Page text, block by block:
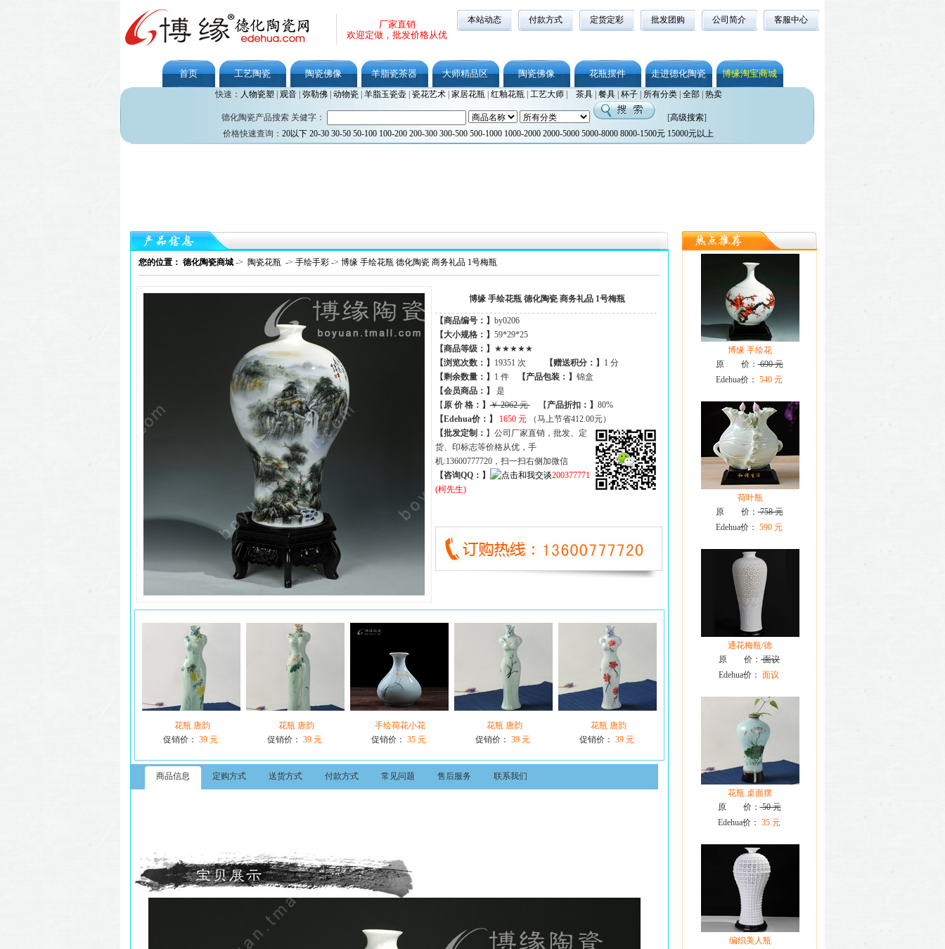
厂家直销
欢迎定做，批发价格从优
本站动态 付款方式 定货定彩 批发团购 公司简介 客服中心
首页 工艺陶瓷 陶瓷佛像 羊脂瓷茶器 大师精品区 陶瓷佛像 花瓶摆件 走进德化陶瓷 博缘淘宝商城
快速： 人物瓷塑 观音| 弥勒佛| 动物瓷| 羊脂玉瓷壶| 瓷花艺术| 家居花瓶| 红釉花瓶| 工艺大师| 茶具| 餐具| 杯子| 所有分类| 全部| 热卖
德化陶瓷产品搜索 关健字： [高级搜索]
价格快速查询： 20以下 20-30 30-50 50-100 100-200 200-300 300-500 500-1000 1000-2000 2000-5000 5000-8000 8000-1500元 15000元以上
您的位置： 德化陶瓷商城 -> 陶瓷花瓶 -> 手绘手彩 -> 博缘 手绘花瓶 德化陶瓷 商务礼品 1号梅瓶
博缘 手绘花瓶 德化陶瓷 商务礼品 1号梅瓶
【商品编号：】 by0206
【大小规格：】 59*29*25
【商品等级：】
★★★★★
【浏览次数：】 19351 次 【赠送积分：】
1 分
【剩余数量：】 1 件【产品包装：】 锦盒
【会员商品： 】
是
【 原 价 格： 】￥ 2062 元【 产品折扣： 】 80%
【Edehua价：】
1650 元
（马上节省412.00元）
【批发定制： 】公司厂家直销，批发、定
货、印标志等价格从优，手
机:13600777720，扫一扫右侧加微信
【咨询QQ：】
200377771
(柯先生)
花瓶 唐韵
促销价： 39 元
花瓶 唐韵
促销价： 39 元
手绘荷花小花
促销价： 35 元
花瓶 唐韵
促销价： 39 元
花瓶 唐韵
促销价： 39 元
商品信息 定购方式 送货方式 付款方式 常见问题 售后服务 联系我们
博缘 手绘花
原 价：690 元
Edehua价： 540 元
荷叶瓶
原 价：758 元
Edehua价： 590 元
通花梅瓶/德
原 价： 面议
Edehua价： 面议
花瓶 桌面摆
原 价：50 元
Edehua价： 35 元
编织美人瓶